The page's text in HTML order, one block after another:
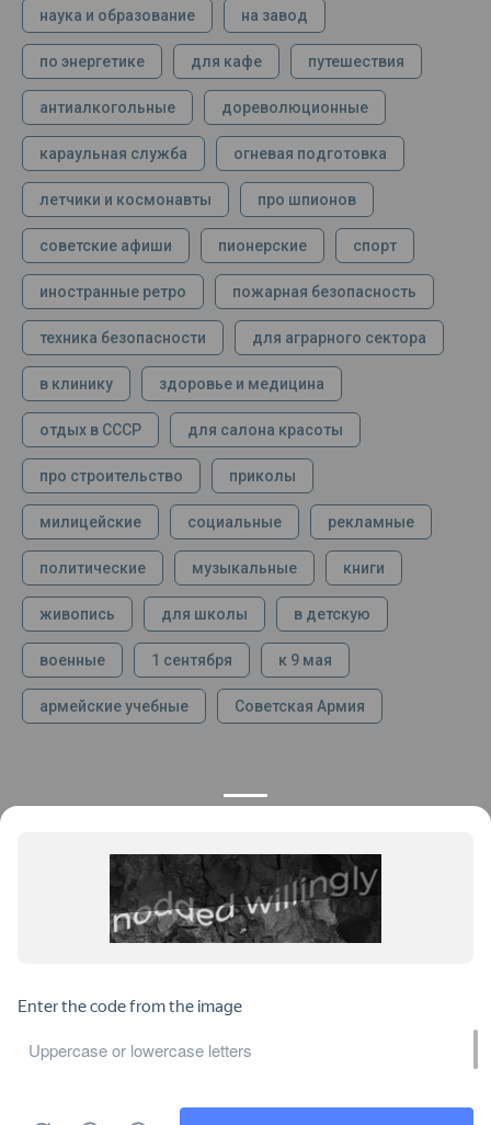
наука и образование на завод
по энергетике для кафе путешествия
антиалкогольные дореволюционные
караульная служба огневая подготовка
летчики и космонавты про шпионов
советские афиши пионерские спорт
иностранные ретро пожарная безопасность
техника безопасности для аграрного сектора
в клинику здоровье и медицина
отдых в СССР для салона красоты
про строительство приколы
милицейские социальные рекламные
политические музыкальные книги
живопись для школы в детскую
военные 1 сентября к 9 мая
армейские учебные Советская Армия
+7 925 282 34 40
ПРОДУКЦИЯ
Каталог